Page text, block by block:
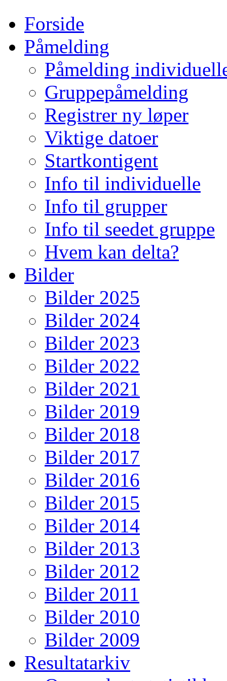
Forside
Påmelding
Påmelding
Gruppepåmelding
Registrer ny løper
Viktige datoer
Startkontigent
Info til individuelle
Info til grupper
Info til seedet gruppe
Hvem kan delta?
Bilder
Bilder 2025
Bilder 2024
Bilder 2023
Bilder 2022
Bilder 2021
Bilder 2019
Bilder 2018
Bilder 2017
Bilder 2016
Bilder 2015
Bilder 2014
Bilder 2013
Bilder 2012
Bilder 2011
Bilder 2010
Bilder 2009
Resultatarkiv